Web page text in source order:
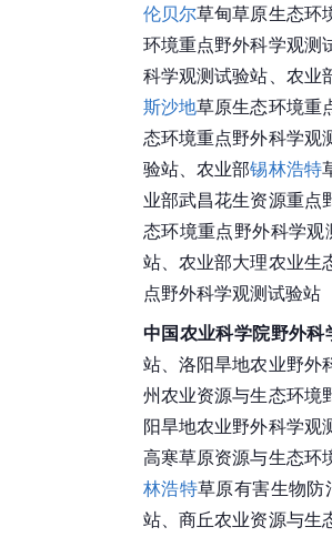
伦贝尔草甸草原生态环
环境重点野外科学观测
科学观测试验站、农业
斯沙地草原生态环境重
态环境重点野外科学观
验站、农业部锡林浩特
业部武昌花生资源重点
态环境重点野外科学
站、农业部大理农业生
点野外科学观测试验站
中国农业科学院野外科
站、洛阳旱地农业野外
州农业资源与生态环境
阳旱地农业野外科学观
高寒草原资源与生态环
林浩特草原有害生物防
站、商丘农业资源与生